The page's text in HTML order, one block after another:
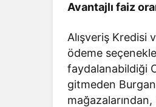
Avantajlı faiz
Alışveriş Kredisi
ödeme
faydalanabildiği
gitmeden Burgan